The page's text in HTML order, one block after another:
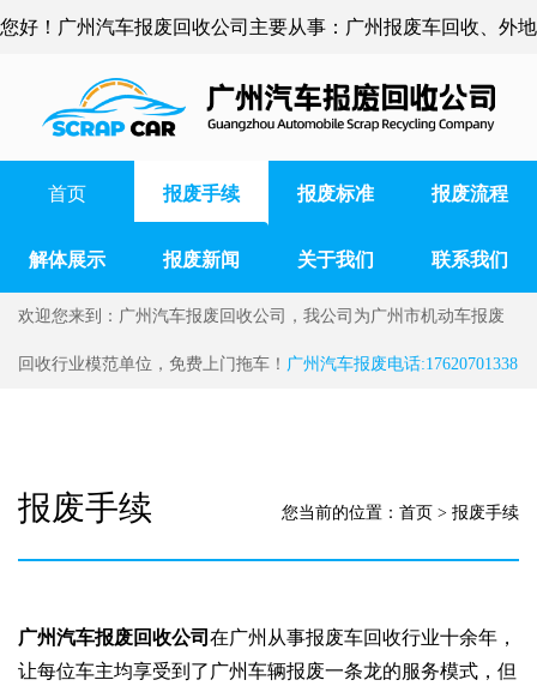
您好！广州汽车报废回收公司主要从事：广州报废车回收、外地
车辆报废、广州货车报废、广州事故车报废等
首页 报废手续 报废标准 报废流程
解体展示 报废新闻 关于我们 联系我们
欢迎您来到：广州汽车报废回收公司，我公司为广州市机动车报废
回收行业模范单位，免费上门拖车！ 广州汽车报废电话:17620701338
报废手续 您当前的位置： 首页 > 报废手续
广州汽车报废回收公司 在广州从事报废车回收行业十余年，
让每位车主均享受到了广州车辆报废一条龙的服务模式，但